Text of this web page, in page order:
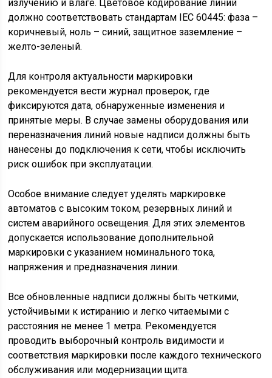
излучению и влаге. Цветовое кодирование линий
должно соответствовать стандартам IEC 60445: фаза –
коричневый, ноль – синий, защитное заземление –
желто-зеленый.
Для контроля актуальности маркировки
рекомендуется вести журнал проверок, где
фиксируются дата, обнаруженные изменения и
принятые меры. В случае замены оборудования или
переназначения линий новые надписи должны быть
нанесены до подключения к сети, чтобы исключить
риск ошибок при эксплуатации.
Особое внимание следует уделять маркировке
автоматов с высоким током, резервных линий и
систем аварийного освещения. Для этих элементов
допускается использование дополнительной
маркировки с указанием номинального тока,
напряжения и предназначения линии.
Все обновленные надписи должны быть четкими,
устойчивыми к истиранию и легко читаемыми с
расстояния не менее 1 метра. Рекомендуется
проводить выборочный контроль видимости и
соответствия маркировки после каждого технического
обслуживания или модернизации щита.